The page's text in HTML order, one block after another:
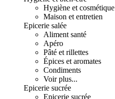
Hygiène et cosmétique
Maison et entretien
Epicerie salée
Aliment santé
Apéro
Pâté et rillettes
Épices et aromates
Condiments
Voir plus...
Epicerie sucrée
Epicerie sucrée